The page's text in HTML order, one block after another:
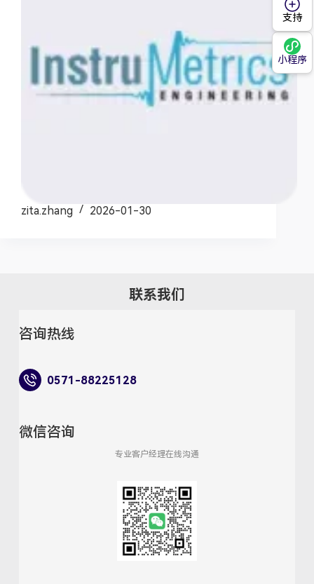
zita.zhang 2026-01-30
联系我们
咨询热线
0571-88225128
微信咨询
专业客户经理在线沟通
支持
小程序